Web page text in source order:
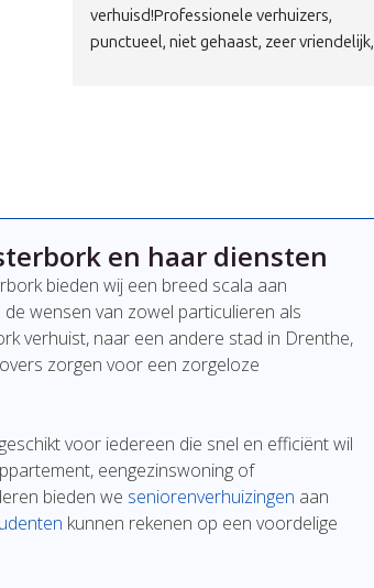
verhuisd!Professionele verhuizers,
punctueel, niet gehaast, zeer vriendelijk,
en haar diensten
bieden wij een breed scala aan
de wensen van zowel particulieren als
verhuist, naar een andere stad in Drenthe,
zorgen voor een zorgeloze
geschiktvoor iedereen die snel en efficiëntwil
eengezinswoning of
bieden we seniorenverhuizingen aan
kunnen rekenen op een voordelige